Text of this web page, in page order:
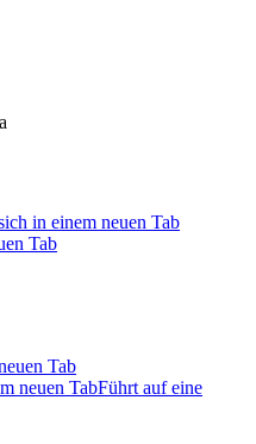
in einem neuen Tab
Tab
Tab
neuen TabFührt auf eine